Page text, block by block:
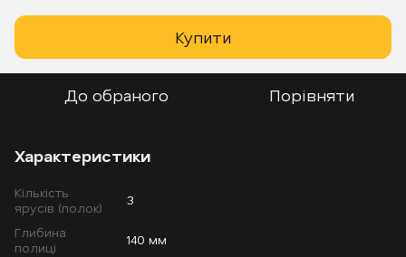
Купити
До обраного Порівняти
Характеристики
Кількість
ярусів (полок)
3
Глибина
полиці
140 мм